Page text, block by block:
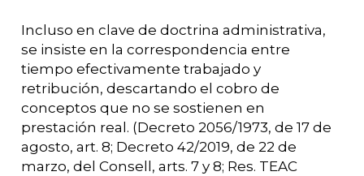
Incluso en clave de doctrina administrativa,
se insiste en la correspondencia entre
tiempo efectivamente trabajado y
retribución, descartando el cobro de
conceptos que no se sostienen en
prestación real. (Decreto 2056/1973, de 17 de
agosto, art. 8; Decreto 42/2019, de 22 de
marzo, del Consell, arts. 7 y 8; Res. TEAC